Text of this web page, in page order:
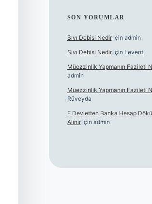
SON YORUMLAR
Sıvı Debisi Nediriçin admin
Sıvı Debisi Nediriçin Levent
Müezzinlik Yapmanın Fazileti
admin
Müezzinlik Yapmanın Fazileti
Rüveyda
E Devletten Banka Hesap
Alınıriçin admin